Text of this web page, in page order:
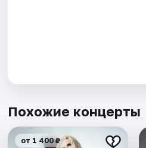
Похожие концерты
от 1 400 ₽